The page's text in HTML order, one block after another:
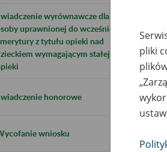
wyrównawcze dla
uprawnionej do wcześniejszej
z tytułu opieki nad
wymagającym stałej
honorowe
wniosku
pliki